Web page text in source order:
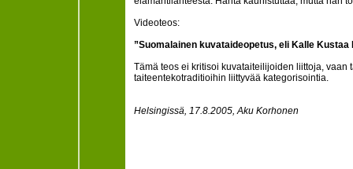
Videoteos:
”Suomalainen kuvataideopetus, eli Kalle
Tämä teos ei kritisoi kuvataiteilijoiden liittoja,
taiteentekotraditioihin liittyvää kategorisointia.
Helsingissä, 17.8.2005, Aku Korhonen